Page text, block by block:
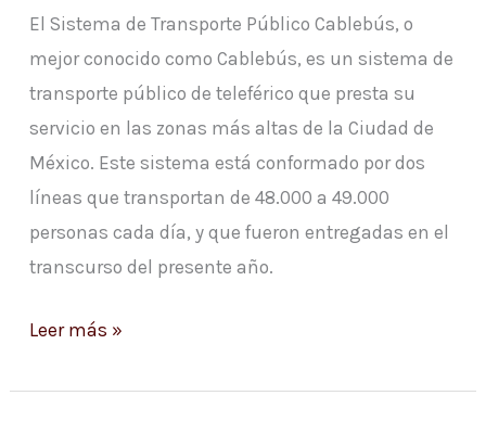
El Sistema de Transporte Público Cablebús, o
mejor conocido como Cablebús, es un sistema de
transporte público de teleférico que presta su
servicio en las zonas más altas de la Ciudad de
México. Este sistema está conformado por dos
líneas que transportan de 48.000 a 49.000
personas cada día, y que fueron entregadas en el
transcurso del presente año.
Leer más »